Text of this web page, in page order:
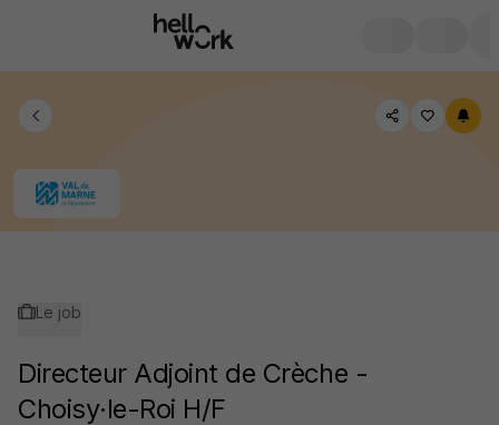
Le job
Directeur Adjoint de Crèche -
Choisy·le-Roi H/F